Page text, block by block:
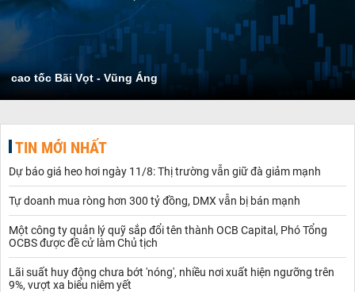
cao tốc Bãi Vọt - Vũng Áng
TIN MỚI NHẤT
Dự báo giá heo hơi ngày 11/8: Thị trường vẫn giữ đà giảm mạnh
Tự doanh mua ròng hơn 300 tỷ đồng, DMX vẫn bị bán mạnh
Một công ty quản lý quỹ sắp đổi tên thành OCB Capital, Phó Tổng
OCBS được đề cử làm Chủ tịch
Lãi suất huy động chưa bớt 'nóng', nhiều nơi xuất hiện ngưỡng trên
9%, vượt xa biểu niêm yết